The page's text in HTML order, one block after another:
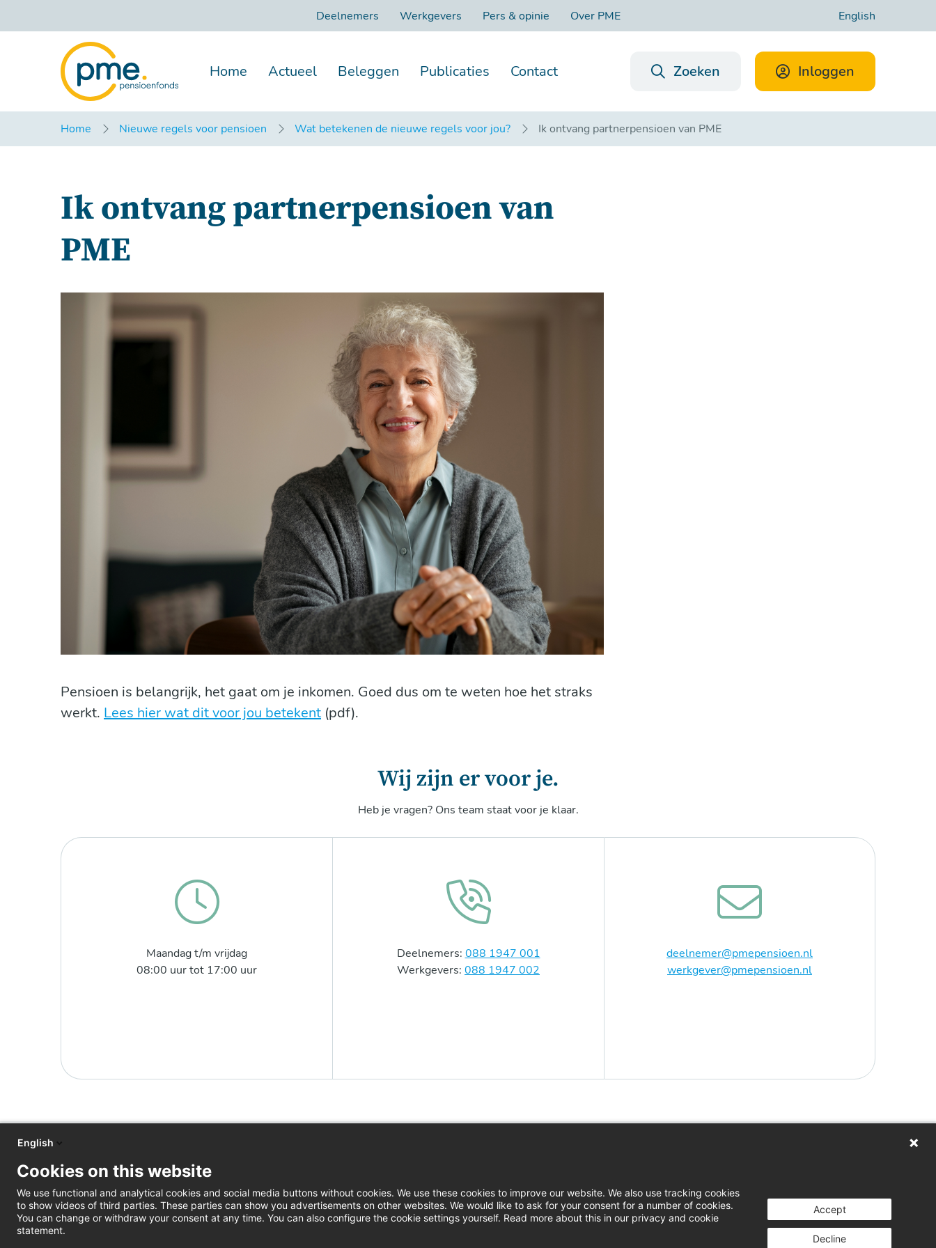
naar
Deelnemers Werkgevers Pers & opinie Over PME English
Home Actueel Beleggen Publicaties Contact Zoeken Inloggen
Home Nieuwe regels voor pensioen Wat betekenen de nieuwe regels voor jou? Ik ontvang partnerpensioen van PME
Ik ontvang partnerpensioen van
PME
Pensioen is belangrijk, het gaat om je inkomen. Goed dus om te weten hoe het straks
werkt. Lees hier wat dit voor jou betekent (pdf).
Wij zijn er voor je.
Heb je vragen? Ons team staat voor je klaar.
Maandag t/m vrijdag
08:00 uur tot 17:00 uur
Deelnemers: 088 1947 001
Werkgevers: 088 1947 002
deelnemer@pmepensioen.nl
werkgever@pmepensioen.nl
Actueel
Pers
English
Cookies on this website
We use functional and analytical cookies and social media buttons without cookies. We use these cookies to improve our website. We also use tracking cookies
to show videos of third parties. These parties can show you advertisements on other websites. We would like to ask for your consent for a number of cookies.
You can change or withdraw your consent at any time. You can also configure the cookie settings yourself. Read more about this in our privacy and cookie
statement.
Accept
Decline